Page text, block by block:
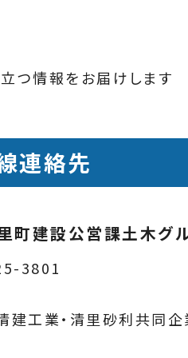
つ情報をお届けします
連絡先
町建設公営課土木グ
3801
建工業・清里砂利共同